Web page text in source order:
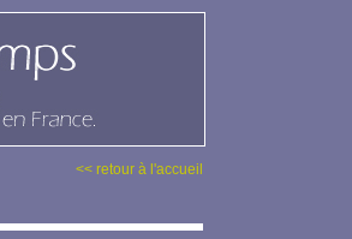
<< retour à l'accueil